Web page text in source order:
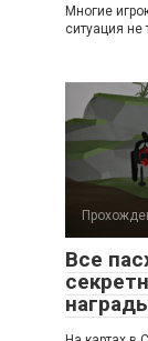
Многие
ситуация не
Все